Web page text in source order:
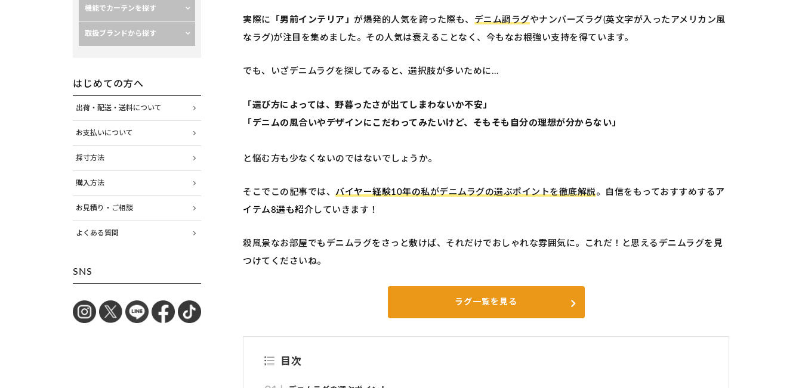
実際に 「男前インテリア」 が爆発的人気を誇った際も、 デニム調ラグやナンバーズラグ(英文字が入ったアメリカン風
なラグ)が注目を集めました。その人気は衰えることなく、今もなお根強い支持を得ています。
でも、いざデニムラグを探してみると、選択肢が多いために…
「選び方によっては、野暮ったさが出てしまわないか不安」
「デニムの風合いやデザインにこだわってみたいけど、そもそも自分の理想が分からない」
と悩む方も少なくないのではないでしょうか。
そこでこの記事では、 バイヤー経験10年の私がデニムラグの選ぶポイントを徹底解説。自信をもっておすすめする ア
イテム8選も紹介 していきます！
殺風景なお部屋でもデニムラグをさっと敷けば、それだけでおしゃれな雰囲気に。これだ！と思えるデニムラグを見
つけてくださいね。
ラグ一覧を見る
目次
機能でカーテンを探す
取扱ブランドから探す
はじめての方へ
出荷・配送・送料について
お支払いについて
採寸方法
購入方法
お見積り・ご相談
よくある質問
SNS